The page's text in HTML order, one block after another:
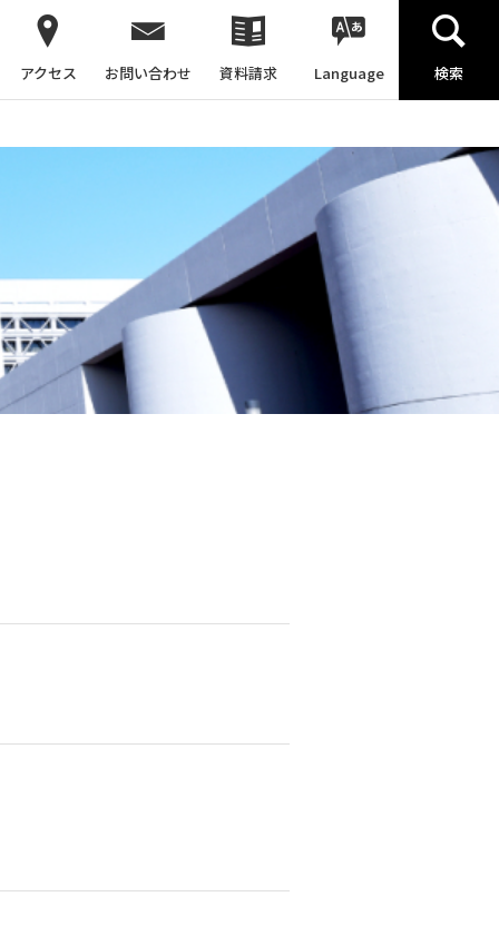
アクセス お問い合わせ 資料請求 Language 検索